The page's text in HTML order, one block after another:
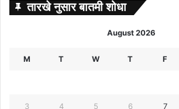
तारखे नुसार बातमी शोधा
August 2026
M T W T F
3 4 5 6 7